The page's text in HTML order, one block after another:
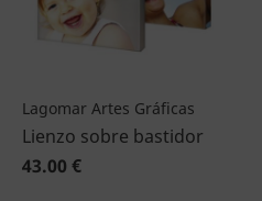
Lagomar Artes Gráficas
Lienzo sobre bastidor
43.00 €